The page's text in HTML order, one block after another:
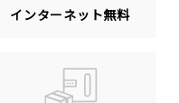
インターネット無料